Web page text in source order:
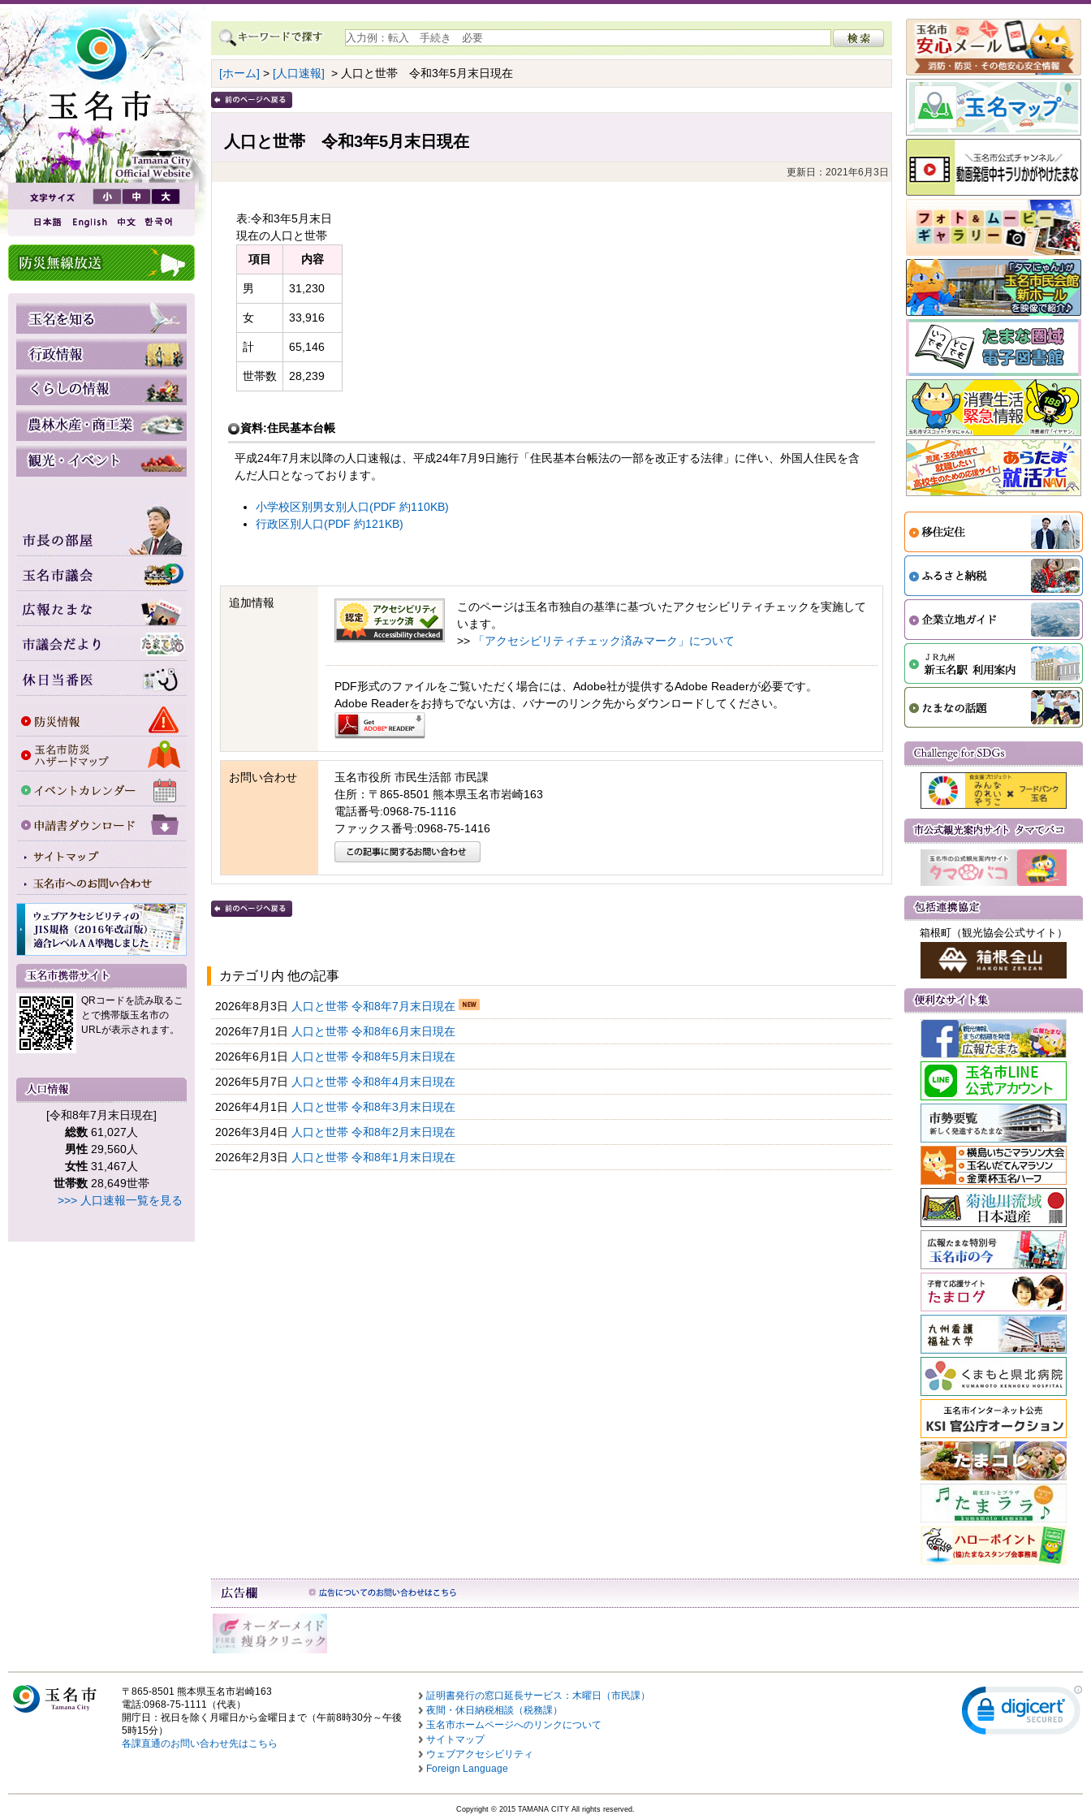
QRコードを読み取るこ
とで携帯版玉名市の
URLが表示されます。
[令和8年7月末日現在]
総数 61,027人
男性 29,560人
女性 31,467人
世帯数 28,649世帯
>>> 人口速報一覧を見る
[ホーム] > [人口速報] > 人口と世帯 令和3年5月末日現在
人口と世帯 令和3年5月末日現在
更新日：2021年6月3日
表:令和3年5月末日
現在の人口と世帯
項目
内容
男 31,230
女 33,916
計 65,146
世帯数 28,239
資料:住民基本台帳
平成24年7月末以降の人口速報は、平成24年7月9日施行「住民基本台帳法の一部を改正する法律」に伴い、外国人住民を含
んだ人口となっております。
小学校区別男女別人口(PDF 約110KB)
行政区別人口(PDF 約121KB)
追加情報
このページは玉名市独自の基準に基づいたアクセシビリティチェックを実施して
います。
>>
「アクセシビリティチェック済みマーク」について
PDF形式のファイルをご覧いただく場合には、Adobe社が提供するAdobe Readerが必要です。
Adobe Readerをお持ちでない方は、バナーのリンク先からダウンロードしてください。
お問い合わせ
玉名市役所 市民生活部 市民課
住所：〒865-8501 熊本県玉名市岩崎163
電話番号:0968-75-1116
ファックス番号:0968-75-1416
カテゴリ内 他の記事
2026年8月3日 人口と世帯 令和8年7月末日現在
2026年7月1日 人口と世帯 令和8年6月末日現在
2026年6月1日 人口と世帯 令和8年5月末日現在
2026年5月7日 人口と世帯 令和8年4月末日現在
2026年4月1日 人口と世帯 令和8年3月末日現在
2026年3月4日 人口と世帯 令和8年2月末日現在
2026年2月3日 人口と世帯 令和8年1月末日現在
箱根町（観光協会公式サイト）
〒865-8501 熊本県玉名市岩崎163
電話:0968-75-1111（代表）
開庁日：祝日を除く月曜日から金曜日まで（午前8時30分～午後
5時15分）
各課直通のお問い合わせ先はこちら
証明書発行の窓口延長サービス：木曜日（市民課）
夜間・休日納税相談（税務課）
玉名市ホームページへのリンクについて
サイトマップ
ウェブアクセシビリティ
Foreign Language
Copyright © 2015 TAMANA CITY All rights reserved.